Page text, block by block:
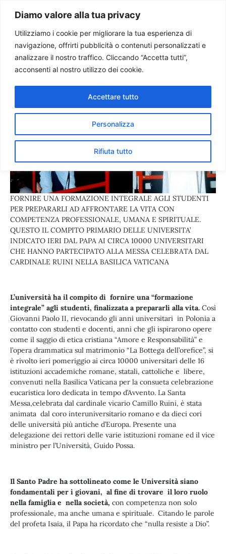
Diamo valore alla tua privacy
Utilizziamo i cookie per migliorare la tua esperienza di
navigazione, offrirti pubblicità o contenuti personalizzati e
analizzare il nostro traffico. Cliccando “Accetta tutti”,
acconsenti al nostro utilizzo dei cookie.
Personalizza
Rifiuta tutto
Accettare tutto
Paolo Ondarza
FORNIRE UNA FORMAZIONE INTEGRALE AGLI STUDENTI
PER PREPARARLI AD AFFRONTARE LA VITA CON
COMPETENZA PROFESSIONALE, UMANA E SPIRITUALE.
QUESTO IL COMPITO PRIMARIO DELLE UNIVERSITA’
INDICATO IERI DAL PAPA AI CIRCA 10000 UNIVERSITARI
CHE HANNO PARTECIPATO ALLA MESSA CELEBRATA DAL
CARDINALE RUINI NELLA BASILICA VATICANA
L’università ha il compito di fornire una “formazione
integrale” agli studenti, finalizzata a prepararli alla vita. Così
Giovanni Paolo II, rievocando gli anni universitari in Polonia a
contatto con studenti e docenti, anni che gli ispirarono opere
come il saggio di etica cristiana “Amore e Responsabilità” e
l’opera drammatica sul matrimonio “La Bottega dell’orefice”, si
è rivolto ieri pomeriggio ai circa 10000 universitari delle 16
istituzioni accademiche romane, statali, cattoliche e libere,
convenuti nella Basilica Vaticana per la consueta celebrazione
eucaristica loro dedicata in tempo d’Avvento. La Santa
Messa,celebrata dal cardinale vicario Camillo Ruini, è stata
animata dal coro interuniversitario romano e da dieci cori
delle università più antiche d’Europa. Presente una
delegazione dei rettori delle varie istituzioni romane ed il vice
ministro per l’Università, Guido Possa.
Il Santo Padre ha sottolineato come le Università siano
fondamentali per i giovani, al fine di trovare il loro ruolo
nella famiglia e nella società, con competenza non solo
professionale, ma anche umana e spirituale. Citando le parole
del profeta Isaia, il Papa ha ricordato che “nulla resiste a Dio”.